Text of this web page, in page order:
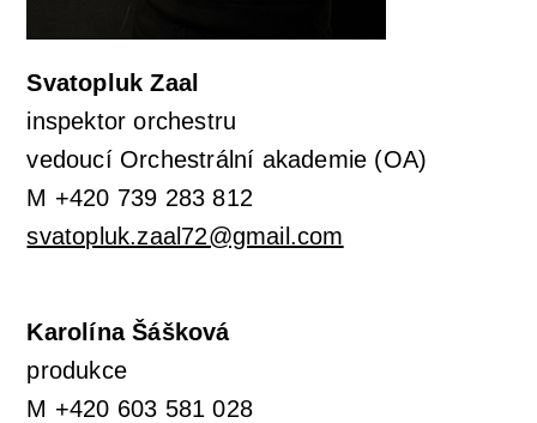
Svatopluk Zaal
inspektor orchestru
vedoucí Orchestrální akademie (OA)
M +420 739 283 812
svatopluk.zaal72@gmail.com
Karolína Šášková
produkce
M +420 603 581 028